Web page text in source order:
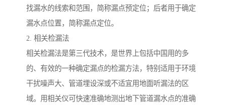
找漏水的线索和范围，简称漏点预定位；后者用于确定
漏水点位置，简称漏点定位。
2. 相关检漏法
相关检漏法是第三代技术，是世界上包括中国用的多
的、有效的一种确定漏点的检漏方法，特别适用于环境
干扰噪声大、管道埋设深或不适宜用地面听漏法的区
域。用相关仪可快速准确地测出地下管道漏水点的准确